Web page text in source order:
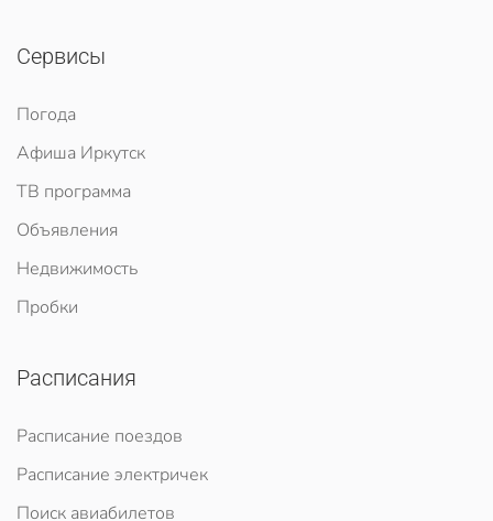
Сервисы
Погода
Афиша Иркутск
ТВ программа
Объявления
Недвижимость
Пробки
Расписания
Расписание поездов
Расписание электричек
Поиск авиабилетов